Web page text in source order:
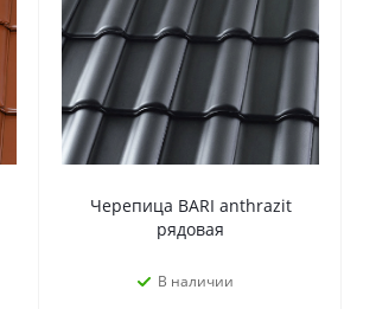
Черепица BARI anthrazit
рядовая
В наличии